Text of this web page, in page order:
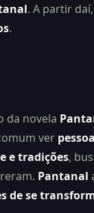
. A partir daí,
.
da novela
ver
e tradições,
Pantanal
de se